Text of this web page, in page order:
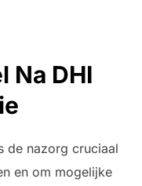
Na DHI
de nazorg cruciaal
en om mogelijke